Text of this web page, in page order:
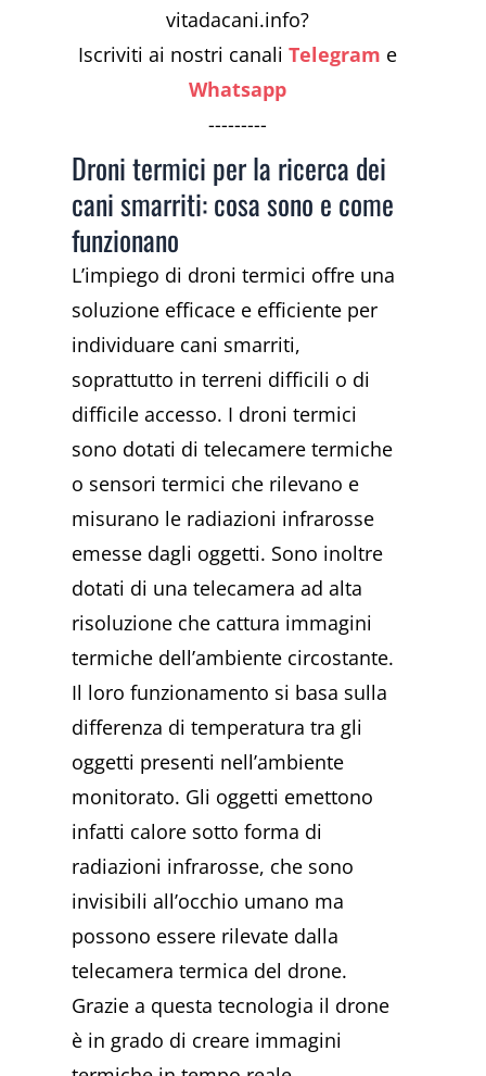
vitadacani.info?
Iscriviti ai nostri canaliTelegram e
Whatsapp
---------
Droni termici per la ricerca dei
cani smarriti: cosa sono e come
funzionano
L’impiego di droni termici offre una
soluzione efficace e efficiente per
individuare cani smarriti,
soprattutto in terreni difficili o di
difficile accesso. I droni termici
sono dotati di telecamere termiche
o sensori termici che rilevano e
misurano le radiazioni infrarosse
emesse dagli oggetti. Sono inoltre
dotati di una telecamera ad alta
risoluzione che cattura immagini
termiche dell’ambiente circostante.
Il loro funzionamento si basa sulla
differenza di temperatura tra gli
oggetti presenti nell’ambiente
monitorato. Gli oggetti emettono
infatti calore sotto forma di
radiazioni infrarosse, che sono
invisibili all’occhio umano ma
possono essere rilevate dalla
telecamera termica del drone.
Grazie a questa tecnologia il drone
è in grado di creare immagini